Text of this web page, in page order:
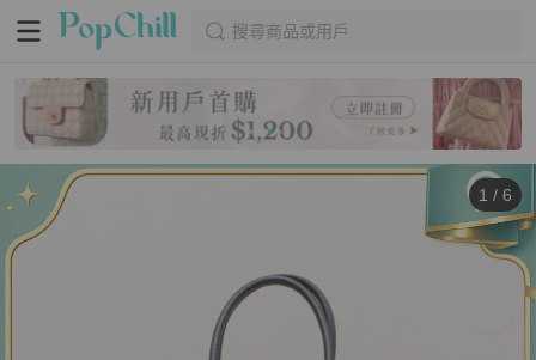
搜尋商品或用戶
1 / 6